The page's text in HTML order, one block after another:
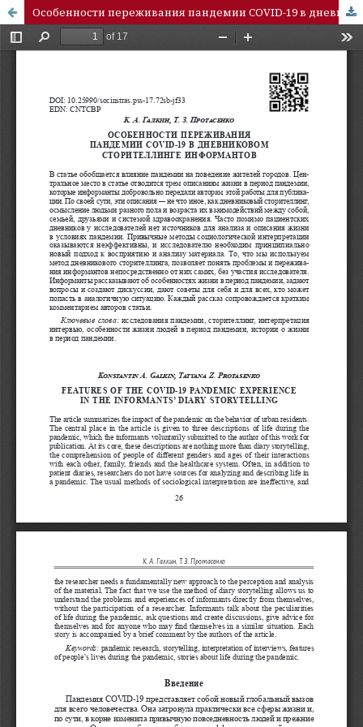
Особенности переживания пандемии COVID-19 в дневниковом сторителлинге информантов